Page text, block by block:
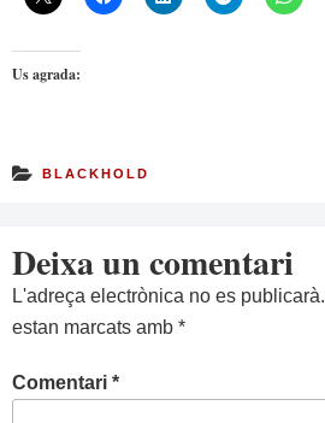
Us agrada:
BLACKHOLD
Deixa un comentari
L'adreça electrònica no es publicarà.
estan marcats amb *
Comentari *